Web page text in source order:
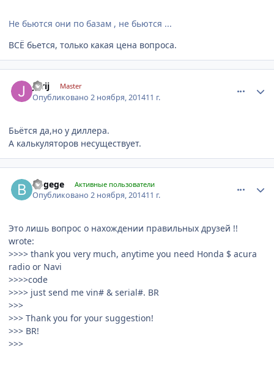
Не бьются они по базам , не бьются ...
ВСЁ бьется, только какая цена вопроса.
Jurij Master
Опубликовано2 ноября, 201411 г.
Бьётся да,но у диллера.
А калькуляторов несуществует.
bogege Активные пользователи
Опубликовано2 ноября, 201411 г.
Это лишь вопрос о нахождении правильных друзей !!
wrote:
>>>> thank you very much, anytime you need Honda $ acura
radio or Navi
>>>>code
>>>> just send me vin# & serial#. BR
>>>
>>> Thank you for your suggestion!
>>> BR!
>>>